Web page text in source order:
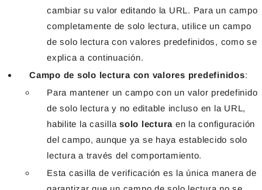
cambiar su valor editando la URL. Para un campo
completamente de solo lectura, utilice un campo
de solo lectura con valores predefinidos, como se
explica a continuación.
Campo de solo lectura con valores predefinidos:
Para mantener un campo con un valor predefinido
de solo lectura y no editable incluso en la URL,
habilite la casilla solo lectura en la configuración
del campo, aunque ya se haya establecido solo
lectura a través del comportamiento.
Esta casilla de verificación es la única manera de